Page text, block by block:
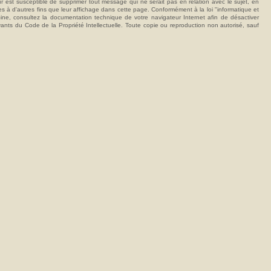
susceptible de supprimer tout message qui ne serait pas en relation avec le sujet, en
à d'autres fins que leur affichage dans cette page. Conformément à la loi "informatique et
consultez la documentation technique de votre navigateur Internet afin de désactiver
du Code de la Propriété Intellectuelle. Toute copie ou reproduction non autorisé, sauf